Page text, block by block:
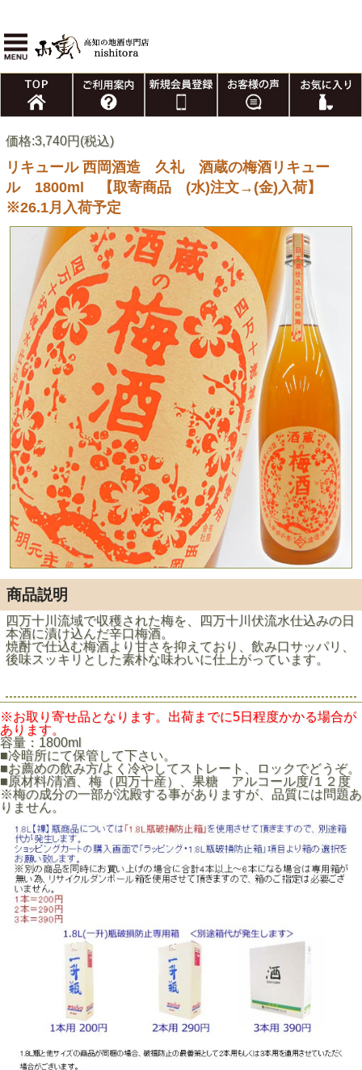
価格:3,740円(税込)
リキュール 西岡酒造 久礼 酒蔵の梅酒リキュー
ル 1800ml 【取寄商品 (水)注文→(金)入荷】
※26.1月入荷予定
商品説明
四万十川流域で収穫された梅を、四万十川伏流水仕込みの日
本酒に漬け込んだ辛口梅酒。
焼酎で仕込む梅酒より甘さを抑えており、飲み口サッパリ、
後味スッキリとした素朴な味わいに仕上がっています。
※お取り寄せ品となります。出荷までに5日程度かかる場合が
あります。
容量：1800ml
■冷暗所にて保管して下さい。
■お薦めの飲み方/よく冷やしてストレート、ロックでどうぞ。
■原材料/清酒、梅（四万十産）、果糖 アルコール度/１２度
※梅の成分の一部が沈殿する事がありますが、品質には問題あ
りません。